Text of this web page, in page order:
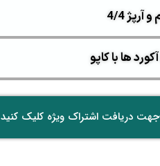
4/4
ها با کاپو
جهت دریافت اشتراک ویژه کلیک کنید